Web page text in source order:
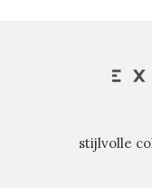
stijlvolle